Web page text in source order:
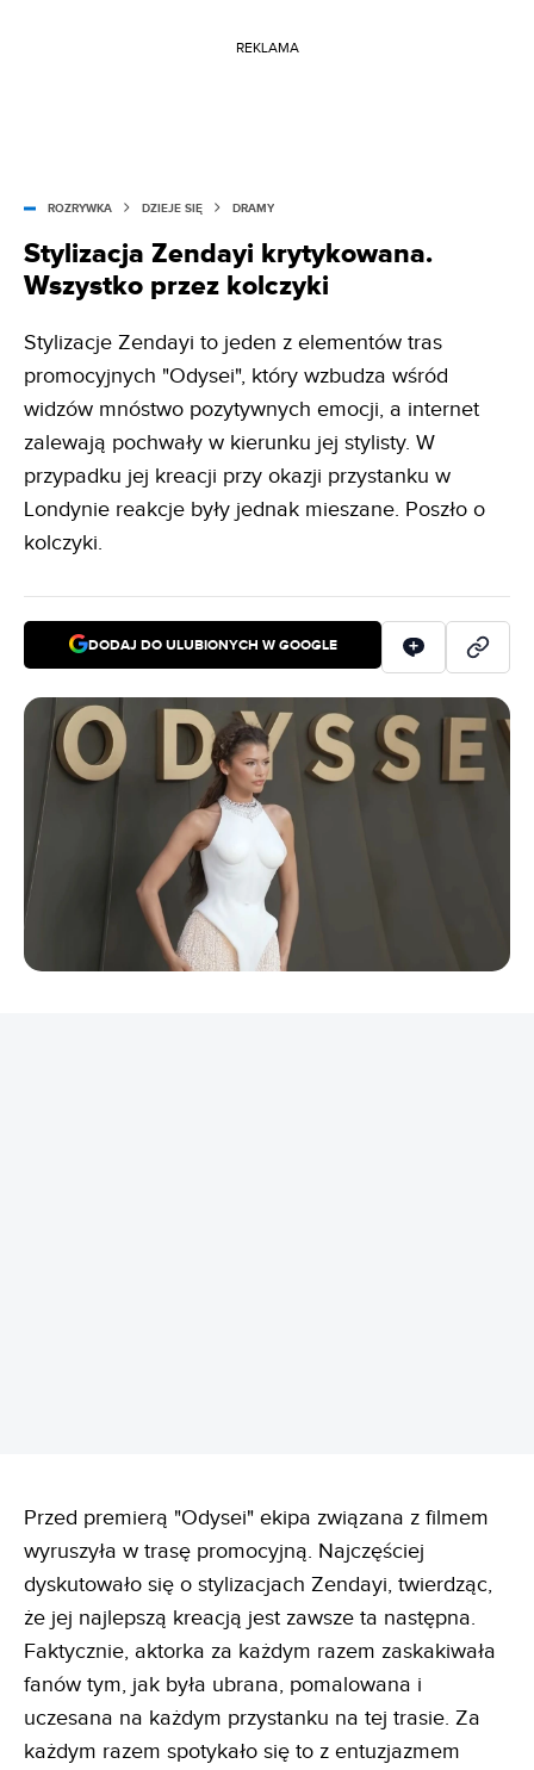
REKLAMA
ROZRYWKA DZIEJE SIĘ DRAMY
Stylizacja Zendayi krytykowana.
Wszystko przez kolczyki
Stylizacje Zendayi to jeden z elementów tras
promocyjnych "Odysei", który wzbudza wśród
widzów mnóstwo pozytywnych emocji, a internet
zalewają pochwały w kierunku jej stylisty. W
przypadku jej kreacji przy okazji przystanku w
Londynie reakcje były jednak mieszane. Poszło o
kolczyki.
DODAJ DO ULUBIONYCH W GOOGLE
Przed premierą "Odysei" ekipa związana z filmem
wyruszyła w trasę promocyjną. Najczęściej
dyskutowało się o stylizacjach Zendayi, twierdząc,
że jej najlepszą kreacją jest zawsze ta następna.
Faktycznie, aktorka za każdym razem zaskakiwała
fanów tym, jak była ubrana, pomalowana i
uczesana na każdym przystanku na tej trasie. Za
każdym razem spotykało się to z entuzjazmem